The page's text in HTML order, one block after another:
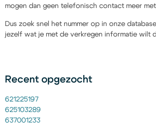
mogen dan geen telefonisch contact meer
Dus zoek snel het nummer op in onze
jezelf wat je met de verkregen informatie wilt
Recent opgezocht
621225197
625103289
637001233